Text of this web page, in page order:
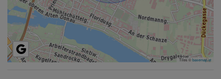
Tiles ©basemap.at